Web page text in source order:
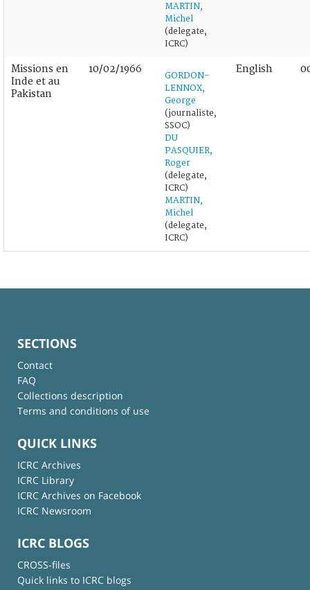
MARTIN,
Michel
(delegate,
ICRC)
Missions en
Inde et au
Pakistan
10/02/1966
GORDON-
LENNOX,
George
(journaliste,
SSOC)
DU
PASQUIER,
Roger
(delegate,
ICRC)
MARTIN,
Michel
(delegate,
ICRC)
English
SECTIONS
Contact
FAQ
Collections description
Terms and conditions of use
QUICK LINKS
ICRC Archives
ICRC Library
ICRC Archives on Facebook
ICRC Newsroom
ICRC BLOGS
CROSS-files
Quick links to ICRC blogs